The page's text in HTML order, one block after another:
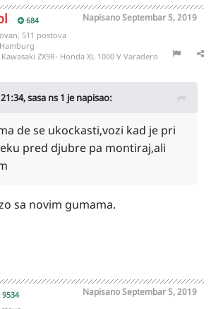
684 NapisanoSeptembar 5, 2019
511 postova
Hamburg
Kawasaki ZX9R- Honda XL 1000 V Varadero
sasa ns 1 je napisao:
de se ukockasti,vozi kad je pri
pred djubre pa montiraj,ali
sa novim gumama.
9534 NapisanoSeptembar 5, 2019